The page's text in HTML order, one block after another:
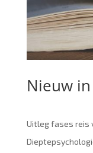
Nieuw
Uitleg fases reis